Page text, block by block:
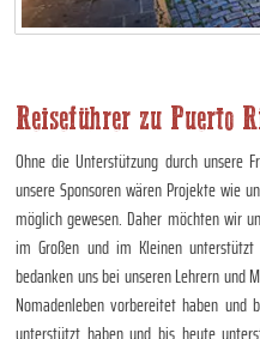
Reiseführer zu Puerto
Ohne die Unterstützung durch unsere
unsere Sponsoren wären Projekte wie
möglich gewesen. Daher möchten wir
im Großen und im Kleinen
bedanken uns bei unseren Lehrern und
Nomadenleben vorbereitet haben